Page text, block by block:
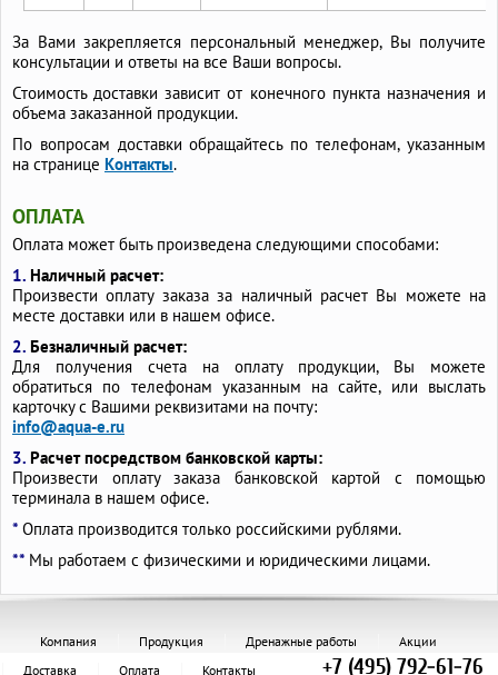
За Вами закрепляется персональный менеджер, Вы получите
консультации и ответы на все Ваши вопросы.
Стоимость доставки зависит от конечного пункта назначения и
объема заказанной продукции.
По вопросам доставки обращайтесь по телефонам, указанным
на странице Контакты.
ОПЛАТА
Оплата может быть произведена следующими способами:
1. Наличный расчет:
Произвести оплату заказа за наличный расчет Вы можете на
месте доставки или в нашем офисе.
2. Безналичный расчет:
Для получения счета на оплату продукции, Вы можете
обратиться по телефонам указанным на сайте, или выслать
карточку с Вашими реквизитами на почту:
info@aqua-e.ru
3. Расчет посредством банковской карты:
Произвести оплату заказа банковской картой с помощью
терминала в нашем офисе.
* Оплата производится только российскими рублями.
** Мы работаем с физическими и юридическими лицами.
Компания Продукция Дренажные работы
Акции
Доставка
Оплата Контакты +7 (495) 792-61-76